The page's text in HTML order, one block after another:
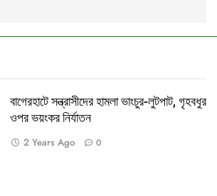
বাগেরহাটে সন্ত্রাসীদের হামলা ভাংচুর-লুটপাট, গৃহবধুর
ওপর ভয়ংকর নির্যাতন
2 Years Ago 0